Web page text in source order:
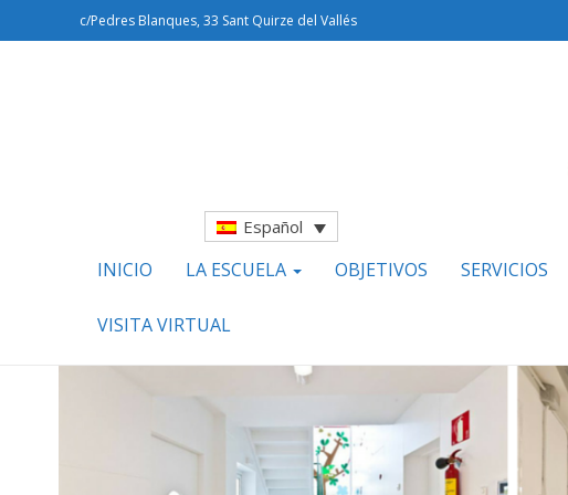
c/Pedres Blanques, 33 Sant Quirze del Vallés
Español
INICIO LA ESCUELA OBJETIVOS SERVICIOS
VISITA VIRTUAL